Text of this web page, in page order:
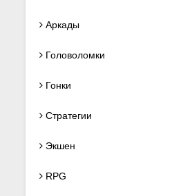
Аркады
Головоломки
Гонки
Стратегии
Экшен
RPG